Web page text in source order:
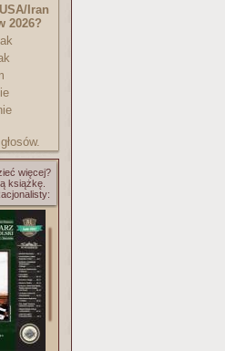
Iran
2026?
więcej?
książkę.